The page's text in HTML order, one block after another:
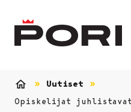
Uutiset
Opiskelijat juhlistavat